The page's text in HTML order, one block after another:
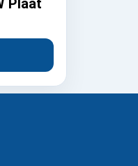
Plaat